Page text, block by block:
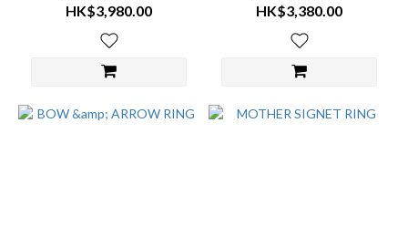
HK$3,980.00
HK$3,380.00